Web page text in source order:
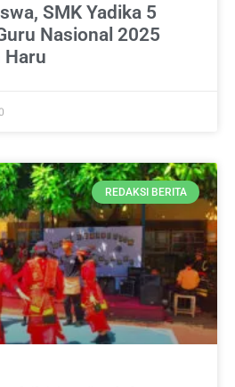
SMK Yadika 5
Nasional 2025
Haru
REDAKSI BERITA